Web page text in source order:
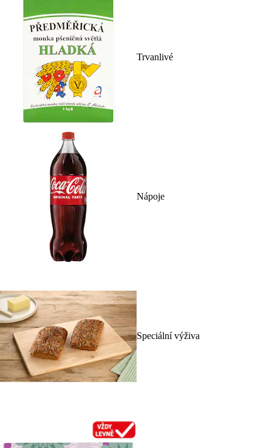
Trvanlivé
Nápoje
Speciální výživa